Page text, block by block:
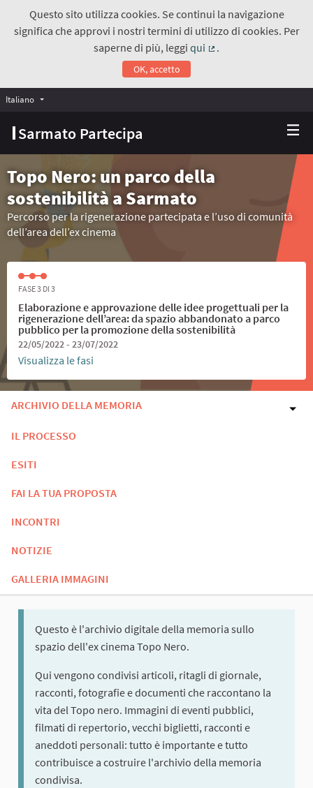
Questo sito utilizza cookies. Se continui la navigazione
significa che approvi i nostri termini di utilizzo di cookies. Per
saperne di più, leggiqui
.
OK, accetto
Sarmato Partecipa
Italiano Choose language
Topo Nero: un parco della
sostenibilità a Sarmato
Percorso per la rigenerazione partecipata e l’uso di comunità
dell’area dell’ex cinema
FASE 3 DI 3
Elaborazione e approvazione delle idee progettuali per la
rigenerazione dell’area: da spazio abbandonato a parco
pubblico per la promozione della sostenibilità
22/05/2022 - 23/07/2022
Visualizza le fasi
ARCHIVIO DELLA MEMORIA
IL PROCESSO
ESITI
FAI LA TUA PROPOSTA
INCONTRI
NOTIZIE
GALLERIA IMMAGINI
Questo è l'archivio digitale della memoria sullo
spazio dell'ex cinema Topo Nero.
Qui vengono condivisi articoli, ritagli di giornale,
racconti, fotografie e documenti che raccontano la
vita del Topo nero. Immagini di eventi pubblici,
filmati di repertorio, vecchi biglietti, racconti e
aneddoti personali: tutto è importante e tutto
contribuisce a costruire l'archivio della memoria
condivisa.